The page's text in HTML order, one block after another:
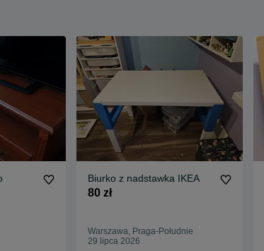
Biurko z nadstawka IKEA
80 zł
Warszawa, Praga-Południe
29 lipca 2026